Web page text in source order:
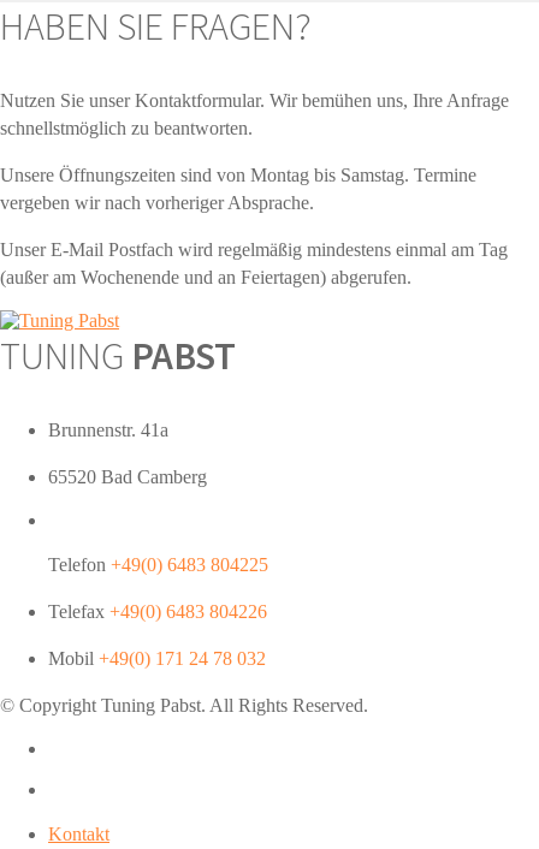
HABEN SIE FRAGEN?
Nutzen Sie unser Kontaktformular. Wir bemühen uns, Ihre Anfrage
schnellstmöglich zu beantworten.
Unsere Öffnungszeiten sind von Montag bis Samstag. Termine
vergeben wir nach vorheriger Absprache.
Unser E-Mail Postfach wird regelmäßig mindestens einmal am Tag
(außer am Wochenende und an Feiertagen) abgerufen.
TUNING PABST
Brunnenstr. 41a
65520 Bad Camberg
Telefon +49(0) 6483 804225
Telefax +49(0) 6483 804226
Mobil +49(0) 171 24 78 032
© Copyright Tuning Pabst. All Rights Reserved.
Kontakt